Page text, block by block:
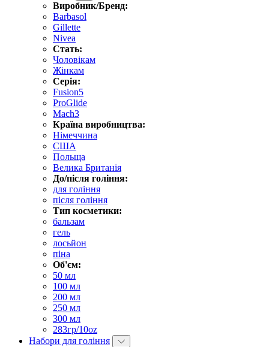
Виробник/Бренд:
Barbasol
Gillette
Nivea
Стать:
Чоловікам
Жінкам
Серія:
Fusion5
ProGlide
Mach3
Країна виробництва:
Німеччина
США
Польща
Велика Британія
До/після гоління:
для гоління
після гоління
Тип косметики:
бальзам
гель
лосьйон
піна
Об'єм:
50 мл
100 мл
200 мл
250 мл
300 мл
283гр/10oz
Набори для гоління